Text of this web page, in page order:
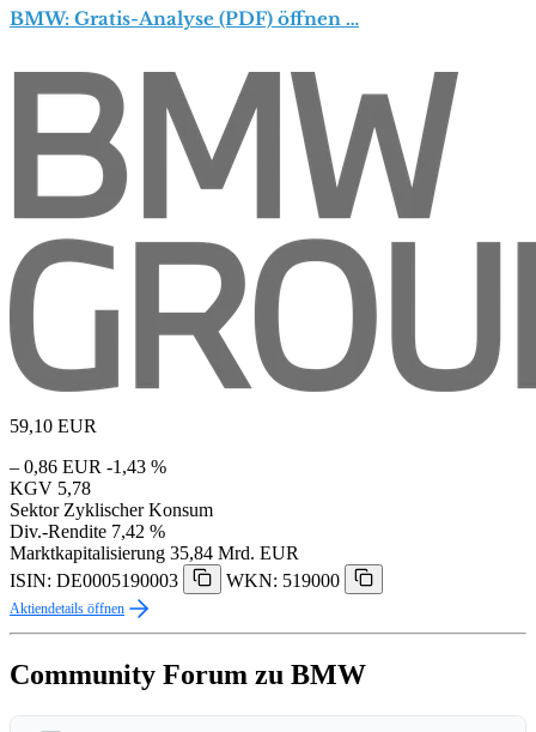
BMW: Gratis-Analyse (PDF) öffnen …
59,10 EUR
– 0,86 EUR -1,43 %
KGV 5,78
Sektor Zyklischer Konsum
Div.-Rendite 7,42 %
Marktkapitalisierung 35,84 Mrd. EUR
ISIN: DE0005190003
WKN: 519000
Aktiendetails öffnen
Community Forum zu BMW